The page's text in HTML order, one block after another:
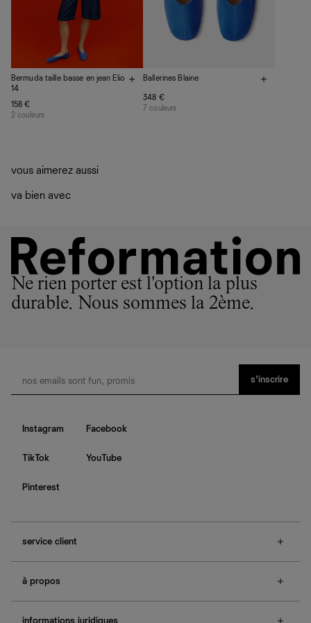
de notre empreinte environnementale.
Bermuda taille basse en jean Elio
14
158 €
2 couleurs
Ballerines Blaine
348 €
7 couleurs
vous aimerez aussi
va bien avec
Ne rien porter est l'option la plus
durable. Nous sommes la 2ème.
s’inscrire
Instagram Facebook
TikTok YouTube
Pinterest
service client
contactez-nous
guide des tailles
e-cartes cadeaux
à propos